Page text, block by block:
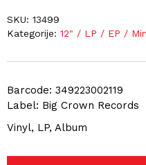
Barcode: 349223002119
Label: Big Crown Records
Vinyl, LP, Album
SKU: 13499
Kategorije: 12" / LP / EP /